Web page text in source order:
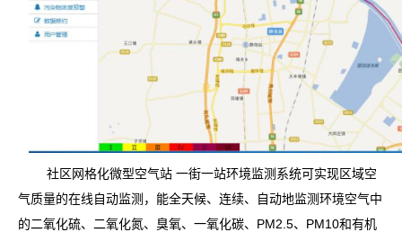
社区网格化微型空气站 一街一站环境监测系统可实现区域空
气质量的在线自动监测，能全天候、连续、自动地监测环境空气中
的二氧化硫、二氧化氮、臭氧、一氧化碳、PM2.5、PM10和有机